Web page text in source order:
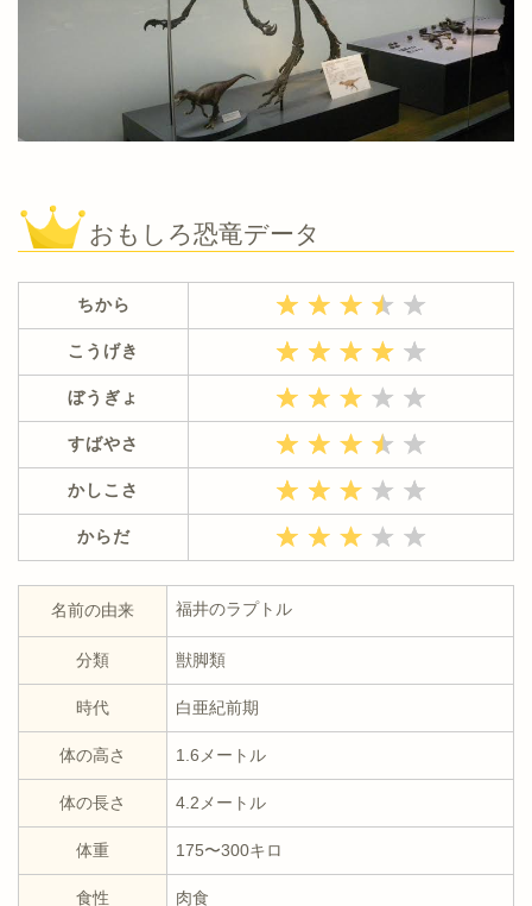
おもしろ恐竜データ
ちから
こうげき
ぼうぎょ
すばやさ
かしこさ
からだ
名前の由来 福井のラプトル
分類 獣脚類
時代 白亜紀前期
体の高さ 1.6メートル
体の長さ 4.2メートル
体重 175〜300キロ
食性 肉食